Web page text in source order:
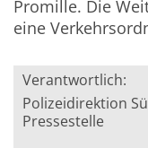
Promille. Die
eine
Verantwortlich:
Polizeidirektion
Pressestelle